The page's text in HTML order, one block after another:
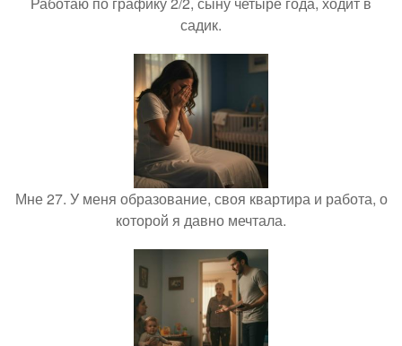
садик.
Мне 27. У меня образование, своя квартира и работа, о
которой я давно мечтала.